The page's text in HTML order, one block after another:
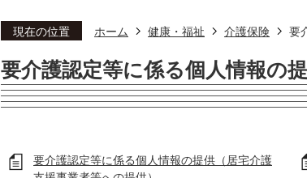
現在の位置 ホーム 健康・福祉 介護保険 要
要介護認定等に係る個人情報の
要介護認定等に係る個人情報の提供（居宅介護